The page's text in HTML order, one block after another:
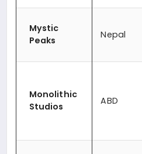
Mystic
Peaks
Nepal
Monolithic
Studios
ABD